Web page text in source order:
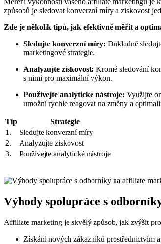
způsobů je sledovat konverzní míry a ziskovost
Zde je několik tipů, jak efektivně měřit a
Sledujte konverzní míry: Důkladně
marketingové strategie.
Analyzujte ziskovost: Kromě sledování
s nimi pro maximální výkon.
Používejte analytické nástroje: Využijte
umožní rychle reagovat na změny a
Tip
Strategie
1.
Sledujte konverzní míry
2.
Analyzujte ziskovost
3.
Používejte analytické nástroje
Výhody spolupráce s
Affiliate marketing je skvělý způsob, jak zvýšit
Získání nových zákazníků prostřednictvím